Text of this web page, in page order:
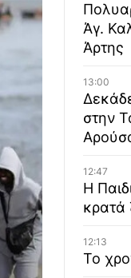
Άγ.
Άρτης
13:00
στην
12:47
Η
κρατά
12:13
Το